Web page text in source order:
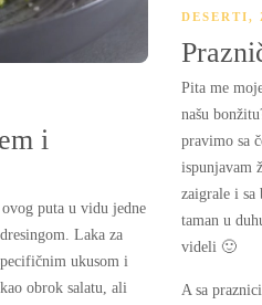
DESERTI,
Pita me
našu
pravimo sa
ispunjavam
zaigrale i sa
taman u
videli 🙂
A sa
i
puta u vidu jedne
Laka za
ukusom i
obrok salatu, ali